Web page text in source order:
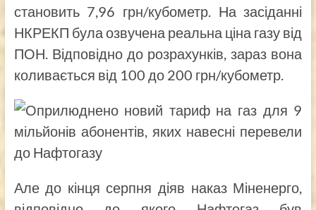
становить 7,96 грн/кубометр. На засіданні
НКРЕКП була озвучена реальна ціна газу від
ПОН. Відповідно до розрахунків, зараз вона
коливається від 100 до 200 грн/кубометр.
Але до кінця серпня діяв наказ Міненерго,